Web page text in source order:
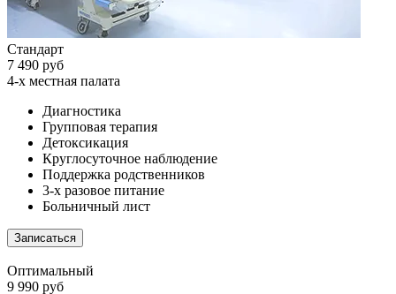
Стандарт
7 490 руб
4-х местная палата
Диагностика
Групповая терапия
Детоксикация
Круглосуточное наблюдение
Поддержка родственников
3-х разовое питание
Больничный лист
Записаться
Оптимальный
9 990 руб